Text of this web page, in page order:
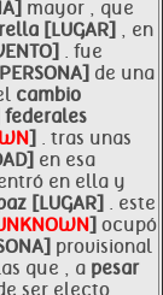
mayor , que
[LUGAR] , en
. fue
de una
cambio
federales
] . tras unas
en esa
en ella y
[LUGAR] . este
] ocupó
provisional
que , a pesar
ser electo